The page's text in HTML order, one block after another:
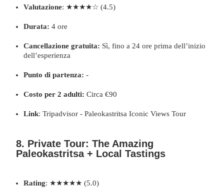
Valutazione: ★★★★☆ (4.5)
Durata: 4 ore
Cancellazione gratuita: Sì, fino a 24 ore prima dell’inizio
dell’esperienza
Punto di partenza: -
Costo per 2 adulti: Circa €90
Link:Tripadvisor - Paleokastritsa Iconic Views Tour
8. Private Tour: The Amazing
Paleokastritsa + Local Tastings
Rating: ★★★★★ (5.0)